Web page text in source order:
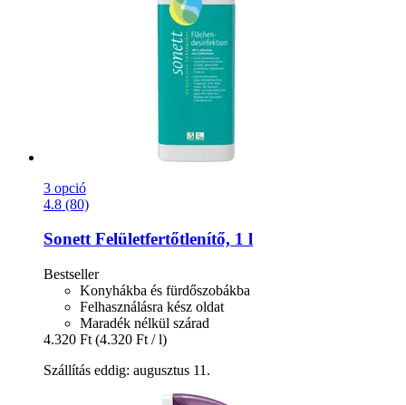
3 opció
4.8 (80)
SonettFelületfertőtlenítő, 1 l
Bestseller
Konyhákba és fürdőszobákba
Felhasználásra kész oldat
Maradék nélkül szárad
4.320 Ft (4.320 Ft / l)
Szállítás eddig: augusztus 11.